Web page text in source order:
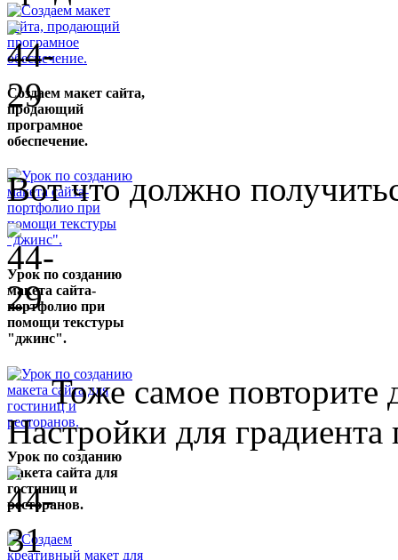
Создаем макет сайта,
продающий
програмное
обеспечение.
Урок по созданию
макета сайта-
портфолио при
помощи текстуры
"джинс".
Урок по созданию
макета сайта для
гостиниц и
ресторанов.
Вот что должно
Тоже самое повторите
Настройки для градиента